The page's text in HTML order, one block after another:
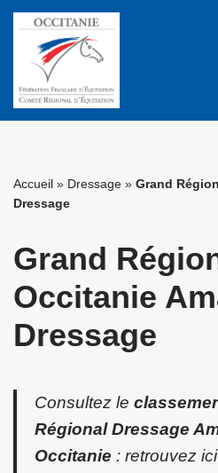
Aller
contenu
Accueil » Dressage » Grand
Dressage
Grand
Occitanie
Dressage
Consultez le
Régional Dressage
Occitanie : retrouvez